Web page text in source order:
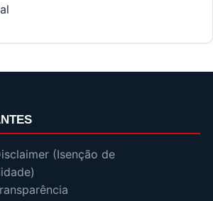
(Isenção de